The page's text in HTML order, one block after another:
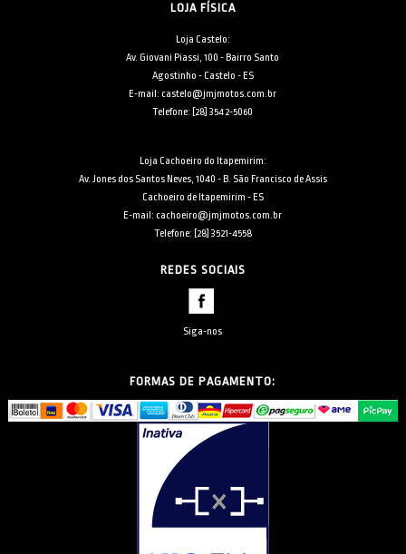
LOJA FÍSICA
Loja Castelo:
Av. Giovani Piassi, 100 - Bairro Santo
Agostinho - Castelo - ES
E-mail: castelo@jmjmotos.com.br
Telefone: [28] 3542-5060
Loja Cachoeiro do Itapemirim:
Av. Jones dos Santos Neves, 1040 - B. São Francisco de Assis
Cachoeiro de Itapemirim - ES
E-mail: cachoeiro@jmjmotos.com.br
Telefone: [28] 3521-4558
REDES SOCIAIS
Siga-nos
FORMAS DE PAGAMENTO: